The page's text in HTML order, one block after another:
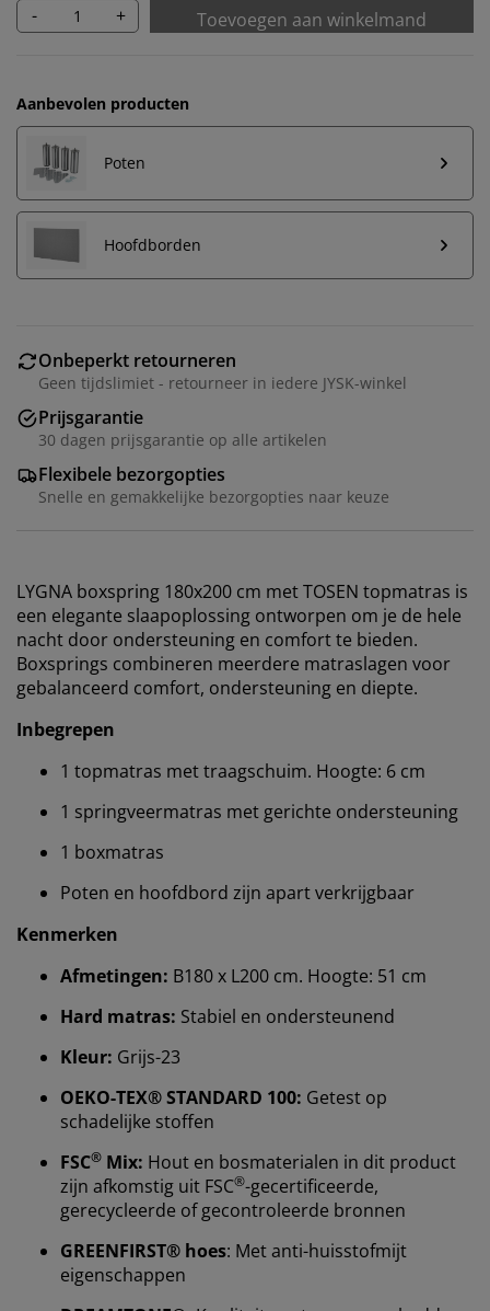
- + Toevoegen aan winkelmand
Aanbevolen producten
Poten
Hoofdborden
Onbeperkt retourneren
Geen tijdslimiet - retourneer in iedere JYSK-winkel
Prijsgarantie
30 dagen prijsgarantie op alle artikelen
Flexibele bezorgopties
Snelle en gemakkelijke bezorgopties naar keuze
LYGNA boxspring 180x200 cm met TOSEN topmatras is
een elegante slaapoplossing ontworpen om je de hele
nacht door ondersteuning en comfort te bieden.
Boxsprings combineren meerdere matraslagen voor
gebalanceerd comfort, ondersteuning en diepte.
Inbegrepen
1 topmatras met traagschuim. Hoogte: 6 cm
1 springveermatras met gerichte ondersteuning
1 boxmatras
Poten en hoofdbord zijn apart verkrijgbaar
Kenmerken
Afmetingen: B180 x L200 cm. Hoogte: 51 cm
Hard matras: Stabiel en ondersteunend
Kleur: Grijs-23
OEKO-TEX® STANDARD 100: Getest op
schadelijke stoffen
FSC® Mix: Hout en bosmaterialen in dit product
zijn afkomstig uit FSC®-gecertificeerde,
gerecycleerde of gecontroleerde bronnen
GREENFIRST® hoes: Met anti-huisstofmijt
eigenschappen
Wij personaliseren jouw ervaring
Bij JYSK gebruiken we cookies en mobiele
identificatoren om je een goede ervaring te bieden
tijdens het bezoeken van onze website. Cookies